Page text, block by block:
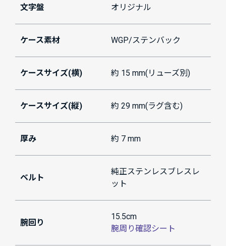
文字盤 オリジナル
ケース素材 WGP/ステンバック
ケースサイズ(横) 約 15 mm(リューズ別)
ケースサイズ(縦) 約 29 mm(ラグ含む)
厚み 約 7 mm
ベルト
純正ステンレスブレスレ
ット
腕回り
15.5cm
腕周り確認シート